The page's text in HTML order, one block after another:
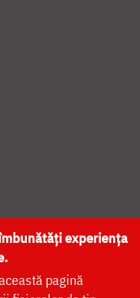
NAȚIONALĂ
experiența
pagină